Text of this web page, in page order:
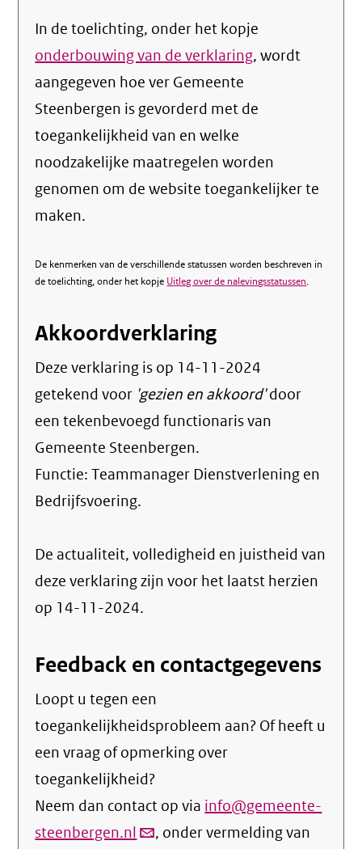
In de toelichting, onder het kopje
onderbouwing van de verklaring, wordt
aangegeven hoe ver Gemeente
Steenbergen is gevorderd met de
toegankelijkheid van en welke
noodzakelijke maatregelen worden
genomen om de website toegankelijker te
maken.
De kenmerken van de verschillende statussen worden beschreven in
de toelichting, onder het kopje Uitleg over de nalevingsstatussen.
Akkoordverklaring
Deze verklaring is op 14-11-2024
getekend voor 'gezien en akkoord'door
een tekenbevoegd functionaris van
Gemeente Steenbergen.
Functie:Teammanager Dienstverlening en
Bedrijfsvoering.
De actualiteit, volledigheid en juistheid van
deze verklaring zijn voor het laatst herzien
op 14-11-2024.
Feedback en contactgegevens
Loopt u tegen een
toegankelijkheidsprobleem aan? Of heeft u
een vraag of opmerking over
toegankelijkheid?
Neem dan contact op via info@gemeente-
steenbergen.nl (link, onder vermelding van